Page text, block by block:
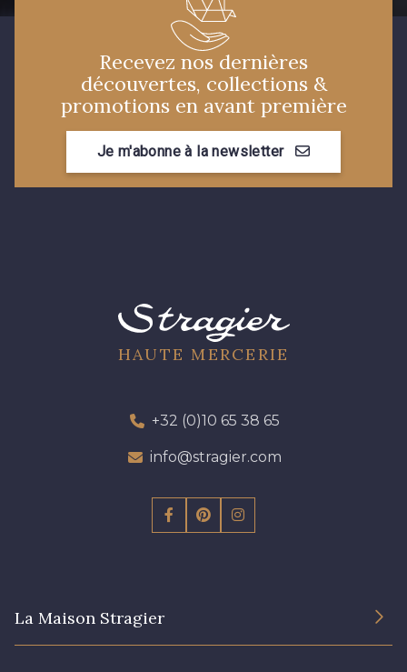
Recevez nos dernières
découvertes, collections &
promotions en avant première
Je m'abonne à la newsletter
HAUTE MERCERIE
+32 (0)10 65 38 65
info@stragier.com
La Maison Stragier